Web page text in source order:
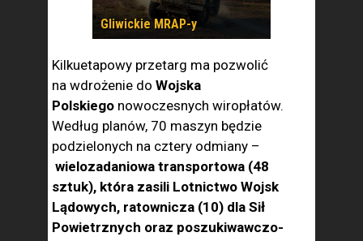
Gliwickie MRAP-y
Kilkuetapowy przetarg ma pozwolić
na wdrożenie do Wojska
Polskiego nowoczesnych wiropłatów.
Według planów, 70 maszyn będzie
podzielonych na cztery odmiany –
wielozadaniowa transportowa (48
sztuk), która zasili Lotnictwo Wojsk
Lądowych, ratownicza (10) dla Sił
Powietrznych oraz poszukiwawczo-